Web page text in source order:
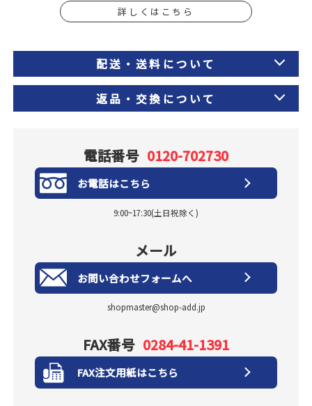
詳しくはこちら
配送・送料について
返品・交換について
電話番号 0120-702730
お電話はこちら
9:00~17:30(土日祝除く)
メール
お問い合わせフォームへ
shopmaster@shop-add.jp
FAX番号 0284-41-1391
FAX注文用紙はこちら